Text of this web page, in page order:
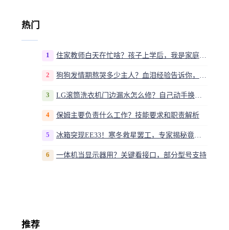
热门
1 住家教师白天在忙啥？孩子上学后，我是家庭运营官
2
3 LG滚筒洗衣机门边漏水怎么修？自己动手换密封圈教程视频
4 保姆主要负责什么工作？技能要求和职责解析
5 冰箱突现EE33！寒冬救星罢工，专家揭秘竟是无解故障？
6 一体机当显示器用？关键看接口，部分型号支持
推荐